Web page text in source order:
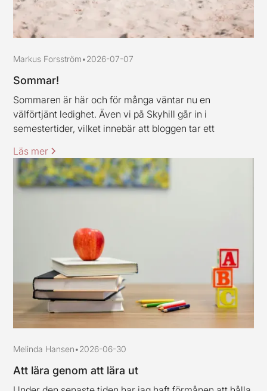
Markus Forsström•2026-07-07
Sommar!
Sommaren är här och för många väntar nu en
välförtjänt ledighet. Även vi på Skyhill går in i
semestertider, vilket innebär att bloggen tar ett
mina kollegor vill rikta ett varmt tack till alla kunder och
samarbetspartners för den här våren, stort tack för ert
förtroende.
Läs mer
Melinda Hansen•2026-06-30
Att lära genom att lära ut